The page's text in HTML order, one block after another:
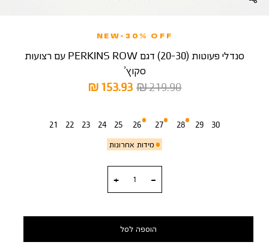
NEW-30% OFF
סנדלי פעוטות (20-30) דגם PERKINS ROW עם רצועות
סקוץ’
מחיר
153.93 ₪
מחיר
219.90 ₪
21 22 23 24 25 26
מידות אחרונות
27 28 29 30
הוספה לסל